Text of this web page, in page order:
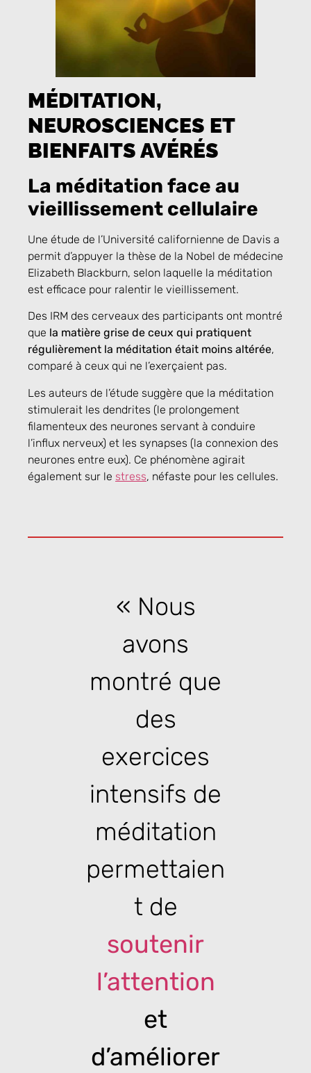
MÉDITATION,
NEUROSCIENCES ET
BIENFAITS AVÉRÉS
La méditation face au
vieillissement cellulaire
Une étude de l’Université californienne de Davis a
permit d’appuyer la thèse de la Nobel de médecine
Elizabeth Blackburn, selon laquelle la méditation
est efficace pour ralentir le vieillissement.
Des IRM des cerveaux des participants ont montré
que la matière grise de ceux qui pratiquent
régulièrement la méditation était moins altérée,
comparé à ceux qui ne l’exerçaient pas.
Les auteurs de l’étude suggère que la méditation
stimulerait les dendrites (le prolongement
filamenteux des neurones servant à conduire
l’influx nerveux) et les synapses (la connexion des
neurones entre eux). Ce phénomène agirait
également sur le stress, néfaste pour les cellules.
« Nous
avons
montré que
des
exercices
intensifs de
méditation
permettaien
t de
soutenir
l’attention
et
d’améliorer